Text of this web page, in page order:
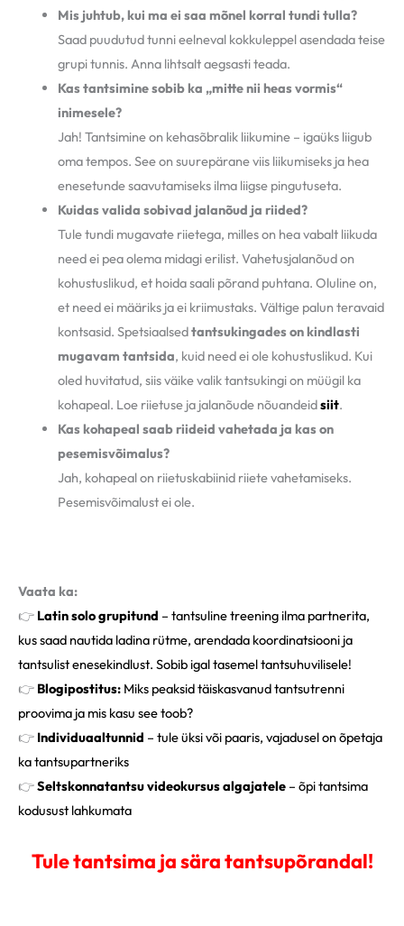
Mis juhtub, kui ma ei saa mõnel korral tundi tulla?
Saad puudutud tunni eelneval kokkuleppel asendada teise
grupi tunnis. Anna lihtsalt aegsasti teada.
Kas tantsimine sobib ka „mitte nii heas vormis“
inimesele?
Jah! Tantsimine on kehasõbralik liikumine – igaüks liigub
oma tempos. See on suurepärane viis liikumiseks ja hea
enesetunde saavutamiseks ilma liigse pingutuseta.
Kuidas valida sobivad jalanõud ja riided?
Tule tundi mugavate riietega, milles on hea vabalt liikuda
need ei pea olema midagi erilist. Vahetusjalanõud on
kohustuslikud, et hoida saali põrand puhtana. Oluline on,
et need ei määriks ja ei kriimustaks. Vältige palun teravaid
kontsasid. Spetsiaalsedtantsukingades on kindlasti
mugavam tantsida, kuid need ei ole kohustuslikud. Kui
oled huvitatud, siis väike valik tantsukingi on müügil ka
kohapeal. Loe riietuse ja jalanõude nõuandeidsiit.
Kas kohapeal saab riideid vahetada ja kas on
pesemisvõimalus?
Jah, kohapeal on riietuskabiinid riiete vahetamiseks.
Pesemisvõimalust ei ole.
Vaata ka:
👉 Latin solo grupitund – tantsuline treening ilma partnerita,
kus saad nautida ladina rütme, arendada koordinatsiooni ja
tantsulist enesekindlust. Sobib igal tasemel tantsuhuvilisele!
👉 Blogipostitus: Miks peaksid täiskasvanud tantsutrenni
proovima ja mis kasu see toob?
👉 Individuaaltunnid – tule üksi või paaris, vajadusel on õpetaja
ka tantsupartneriks
👉Seltskonnatantsu videokursusalgajatele – õpi tantsima
kodusust lahkumata
Tule tantsima ja sära tantsupõrandal!